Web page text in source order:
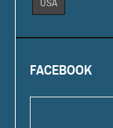
USA
FACEBOOK